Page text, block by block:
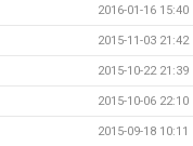
2016-01-16 15:40
2015-11-03 21:42
2015-10-22 21:39
2015-10-06 22:10
2015-09-18 10:11